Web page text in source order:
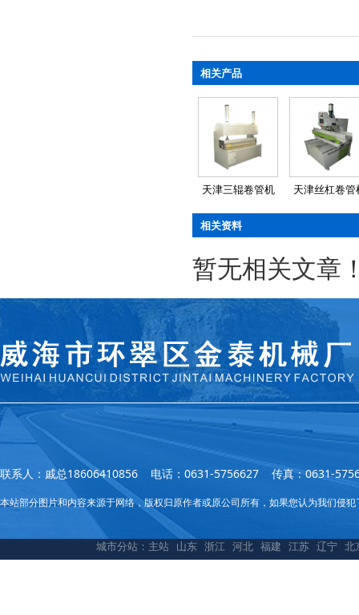
相关产品
天津三辊卷管机 天津丝杠卷管
相关资料
暂无相关文章
联系人：戚总18606410856 电话：0631-5756627 传真：0631-
本站部分图片和内容来源于网络，版权归原作者或原公司所有，如果您认为我们侵
城市分站： 主站 山东 浙江 河北 福建 江苏 辽宁 北